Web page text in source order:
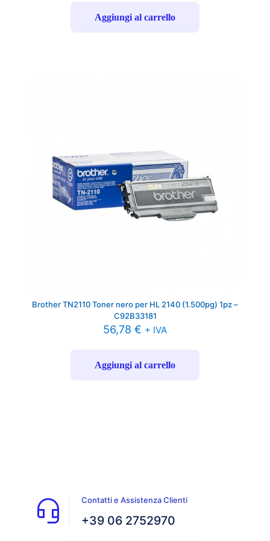
Aggiungi al carrello
Brother TN2110 Toner nero per HL 2140 (1.500pg) 1pz –
C92B33181
56,78 € + IVA
Aggiungi al carrello
Contatti e Assistenza Clienti
+39 06 2752970